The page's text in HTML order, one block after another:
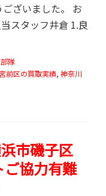
ざいました。 お
スタッフ井倉 1.良
隊
前区の買取実績, 神奈川
市磯子区
ご協力有難